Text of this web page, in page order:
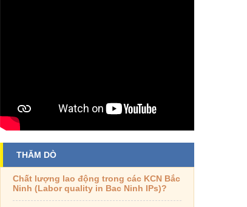
THĂM DÒ
Chất lượng lao động trong các KCN Bắc
Ninh (Labor quality in Bac Ninh IPs)?